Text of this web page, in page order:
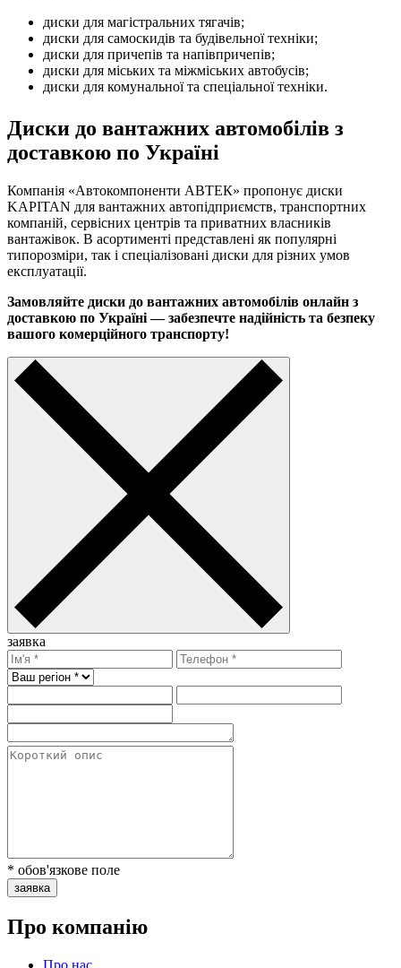
диски для магістральних тягачів;
диски для самоскидів та будівельної техніки;
диски для причепів та напівпричепів;
диски для міських та міжміських автобусів;
диски для комунальної та спеціальної техніки.
Диски до вантажних автомобілів з
доставкою по Україні
Компанія «Автокомпоненти АВТЕК» пропонує диски
KAPITAN для вантажних автопідприємств, транспортних
компаній, сервісних центрів та приватних власників
вантажівок. В асортименті представлені як популярні
типорозміри, так і спеціалізовані диски для різних умов
експлуатації.
Замовляйте диски до вантажних автомобілів онлайн з
доставкою по Україні — забезпечте надійність та безпеку
вашого комерційного транспорту!
заявка
* обов'язкове поле
заявка
Про компанію
Про нас